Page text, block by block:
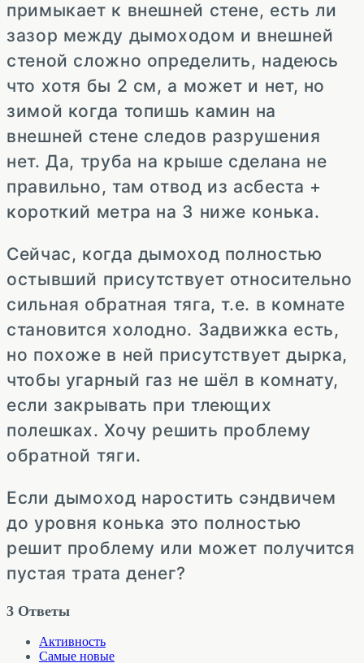
примыкает к внешней стене, есть ли
зазор между дымоходом и внешней
стеной сложно определить, надеюсь
что хотя бы 2 см, а может и нет, но
зимой когда топишь камин на
внешней стене следов разрушения
нет. Да, труба на крыше сделана не
правильно, там отвод из асбеста +
короткий метра на 3 ниже конька.
Сейчас, когда дымоход полностью
остывший присутствует относительно
сильная обратная тяга, т.е. в комнате
становится холодно. Задвижка есть,
но похоже в ней присутствует дырка,
чтобы угарный газ не шёл в комнату,
если закрывать при тлеющих
полешках. Хочу решить проблему
обратной тяги.
Если дымоход наростить сэндвичем
до уровня конька это полностью
решит проблему или может получится
пустая трата денег?
3 Ответы
Активность
Самые новые